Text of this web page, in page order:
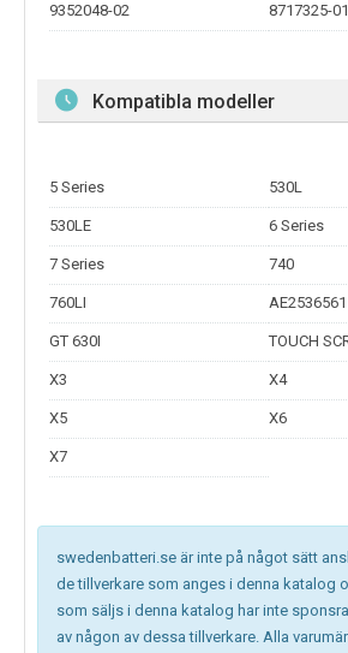
9352048-02 8717325-01
Kompatibla modeller
5 Series 530L
530LE 6 Series
7 Series 740
760LI AE2536561
GT 630I TOUCH
X3 X4
X5 X6
X7
swedenbatteri.se är inte på något sätt
de tillverkare som anges i denna katalog
som säljs i denna katalog har inte
av någon av dessa tillverkare. Alla